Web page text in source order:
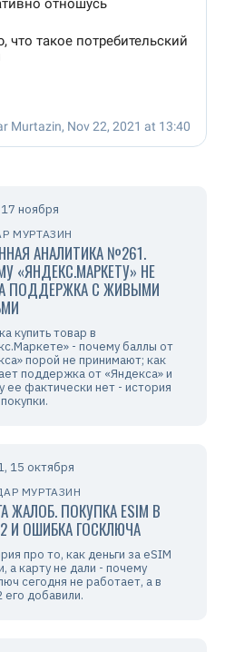
ноября
МУРТАЗИН
АНАЛИТИКА №261.
«ЯНДЕКС.МАРКЕТУ» НЕ
ПОДДЕРЖКА С ЖИВЫМИ
купить товар в
- почему баллы от
порой не принимают; как
поддержка от «Яндекса» и
ее фактически нет - история
15 октября
МУРТАЗИН
ЖАЛОБ. ПОКУПКА ESIM В
И ОШИБКА ГОСКЛЮЧА
про то, как деньги за eSIM
а карту не дали - почему
сегодня не работает, а в
его добавили.